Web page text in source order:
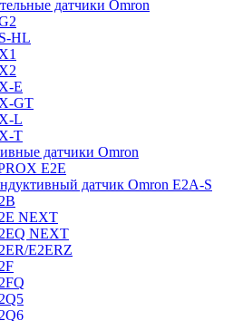
датчики Omron
HL
E
GT
L
T
датчики Omron
E2E
датчик Omron E2A-S
NEXT
NEXT
E2ERZ